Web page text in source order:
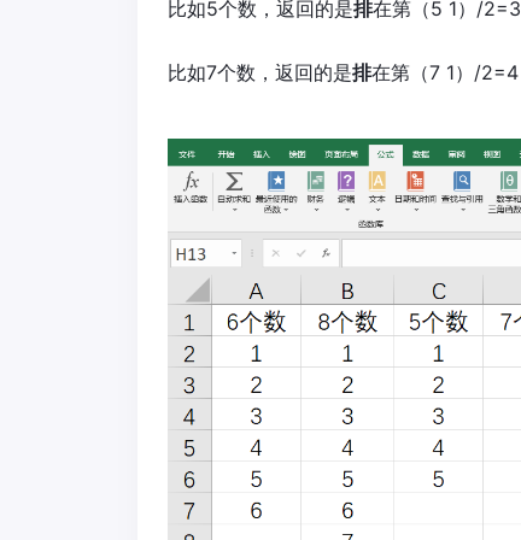
比如5个数，返回的是排在第（5 1）/2=3
比如7个数，返回的是排在第（7 1）/2=4